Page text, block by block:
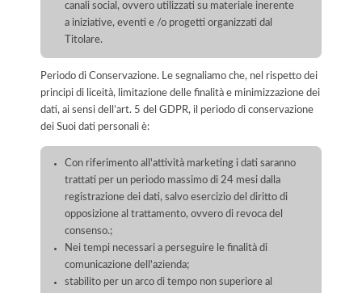
canali social, ovvero utilizzati su materiale inerente
a iniziative, eventi e /o progetti organizzati dal
Titolare.
Periodo di Conservazione. Le segnaliamo che, nel rispetto dei
principi di liceità, limitazione delle finalità e minimizzazione dei
dati, ai sensi dell’art. 5 del GDPR, il periodo di conservazione
dei Suoi dati personali è:
Con riferimento all'attività marketing i dati saranno
trattati per un periodo massimo di 24 mesi dalla
registrazione dei dati, salvo esercizio del diritto di
opposizione al trattamento, ovvero di revoca del
consenso.;
Nei tempi necessari a perseguire le finalità di
comunicazione dell'azienda;
stabilito per un arco di tempo non superiore al